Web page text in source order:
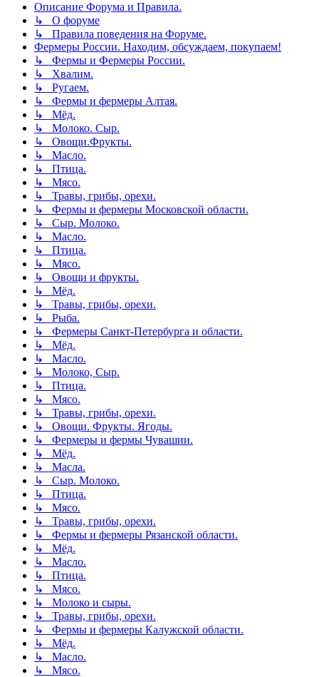
Описание Форума и Правила.
↳ О форуме
↳ Правила поведения на Форуме.
Фермеры России. Находим, обсуждаем, покупаем!
↳ Фермы и Фермеры России.
↳ Хвалим.
↳ Ругаем.
↳ Фермы и фермеры Алтая.
↳ Мёд.
↳ Молоко. Сыр.
↳ Овощи.Фрукты.
↳ Масло.
↳ Птица.
↳ Мясо.
↳ Травы, грибы, орехи.
↳ Фермы и фермеры Московской области.
↳ Сыр. Молоко.
↳ Масло.
↳ Птица.
↳ Мясо.
↳ Овощи и фрукты.
↳ Мёд.
↳ Травы, грибы, орехи.
↳ Рыба.
↳ Фермеры Санкт-Петербурга и области.
↳ Мёд.
↳ Масло.
↳ Молоко, Сыр.
↳ Птица.
↳ Мясо.
↳ Травы, грибы, орехи.
↳ Овощи. Фрукты. Ягоды.
↳ Фермеры и фермы Чувашии.
↳ Мёд.
↳ Масла.
↳ Сыр. Молоко.
↳ Птица.
↳ Мясо.
↳ Травы, грибы, орехи.
↳ Фермы и фермеры Рязанской области.
↳ Мёд.
↳ Масло.
↳ Птица.
↳ Мясо.
↳ Молоко и сыры.
↳ Травы, грибы, орехи.
↳ Фермы и фермеры Калужской области.
↳ Мёд.
↳ Масло.
↳ Мясо.